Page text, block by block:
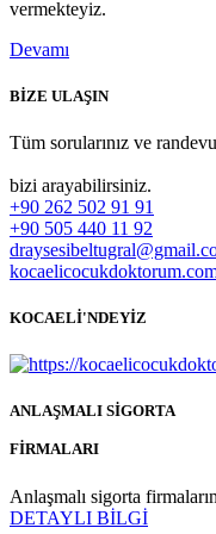
vermekteyiz.
Devamı
BİZE ULAŞIN
Tüm sorularınız ve
bizi arayabilirsiniz.
+90 262 502 91 91
+90 505 440 11 92
KOCAELİ'NDEYİZ
ANLAŞMALI SİGORTA
FİRMALARI
Anlaşmalı sigorta
DETAYLI BİLGİ